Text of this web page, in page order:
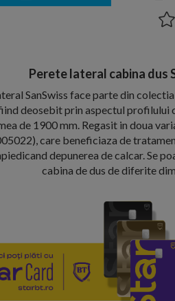
Perete lateral cabina dus
SanSwiss face parte din
deosebit prin aspectul profilului
de 1900 mm. Regasit in doua
care beneficiaza de
depunerea de calcar. Se
cabina de dus de diferite